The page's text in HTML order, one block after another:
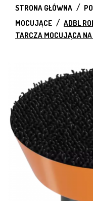
STRONA GŁÓWNA
MOCUJĄCE
ADBL
TARCZA MOCUJĄCA